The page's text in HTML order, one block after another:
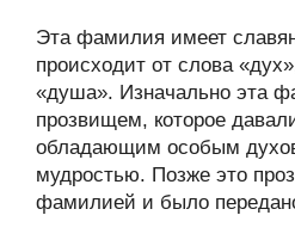
Эта фамилия имеет
происходит от слова
«душа». Изначально эта
прозвищем, которое
обладающим особым
мудростью. Позже это
фамилией и было